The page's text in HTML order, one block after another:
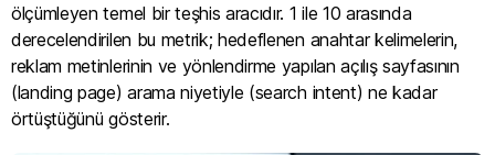
ölçümleyen temel bir teşhis aracıdır. 1 ile 10 arasında
derecelendirilen bu metrik; hedeflenen anahtar kelimelerin,
reklam metinlerinin ve yönlendirme yapılan açılış sayfasının
(landing page) arama niyetiyle (search intent) ne kadar
örtüştüğünü gösterir.